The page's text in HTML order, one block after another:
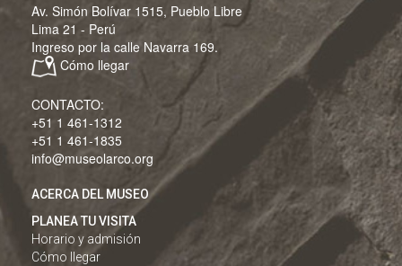
Av. Simón Bolívar 1515, Pueblo Libre
Lima 21 - Perú
Ingreso por la calle Navarra 169.
Cómo llegar
CONTACTO:
+51 1 461-1312
+51 1 461-1835
info@museolarco.org
ACERCA DEL MUSEO
PLANEA TU VISITA
Horario y admisión
Cómo llegar